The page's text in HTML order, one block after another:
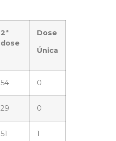
2ª
dose
Dose
Única
54 0
29 0
51 1